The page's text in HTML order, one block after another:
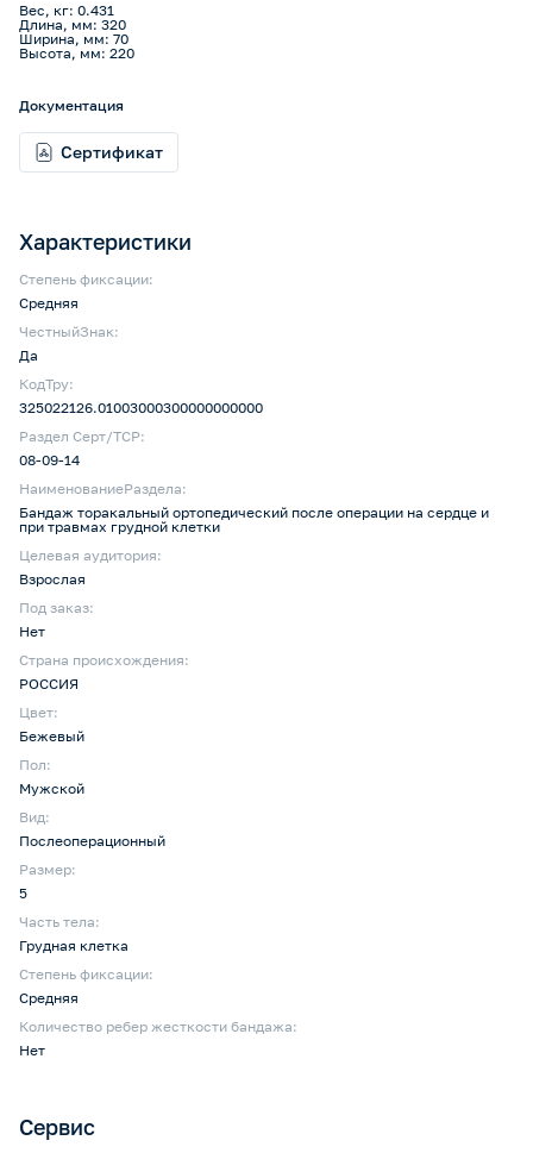
Характеристики
Степень фиксации:
Средняя
ЧестныйЗнак:
Да
КодТру:
325022126.01003000300000000000
Раздел Серт/ТСР:
08-09-14
НаименованиеРаздела:
Бандаж торакальный ортопедический после операции на сердце и
при травмах грудной клетки
Целевая аудитория:
Взрослая
Под заказ:
Нет
Страна происхождения:
РОССИЯ
Цвет:
Бежевый
Пол:
Мужской
Вид:
Послеоперационный
Размер:
5
Часть тела:
Грудная клетка
Степень фиксации:
Средняя
Количество ребер жесткости бандажа:
Нет
Вес, кг: 0.431
Длина, мм: 320
Ширина, мм: 70
Высота, мм: 220
Документация
Сертификат
Сервис